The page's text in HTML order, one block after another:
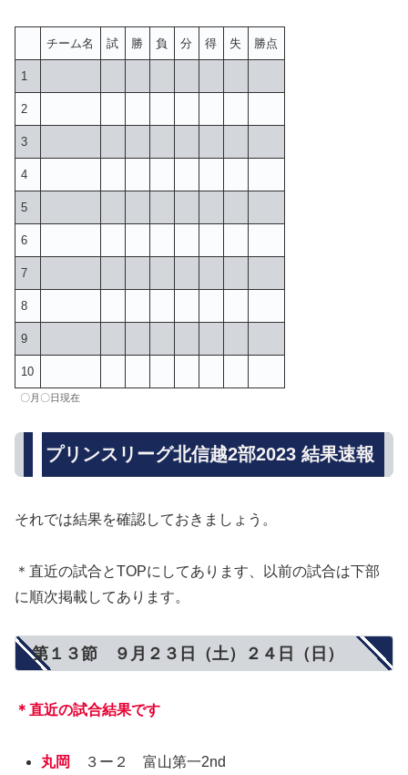
チーム名 試 勝 負 分 得 失 勝点
1
2
3
4
5
6
7
8
9
10
〇月〇日現在
プリンスリーグ北信越2部2023 結果速報
それでは結果を確認しておきましょう。
＊直近の試合とTOPにしてあります、以前の試合は下部
に順次掲載してあります。
第１３節 ９月２３日（土）２４日（日）
＊直近の試合結果です
丸岡
３ー２ 富山第一2nd